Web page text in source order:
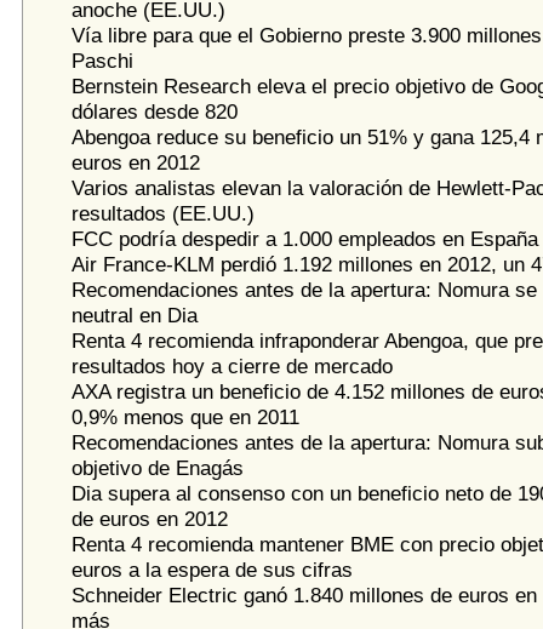
anoche (EE.UU.)
Vía libre para que el Gobierno preste 3.900
Paschi
Bernstein Research eleva el precio objetivo de
dólares desde 820
Abengoa reduce su beneficio un 51% y gana 125,4
euros en 2012
Varios analistas elevan la valoración de Hewlett-
resultados (EE.UU.)
FCC podría despedir a 1.000 empleados en España
Air France-KLM perdió 1.192 millones en 2012, un
Recomendaciones antes de la apertura: Nomura se
neutral en Dia
Renta 4 recomienda infraponderar Abengoa, que
resultados hoy a cierre de mercado
AXA registra un beneficio de 4.152 millones de
0,9% menos que en 2011
Recomendaciones antes de la apertura: Nomura
objetivo de Enagás
Dia supera al consenso con un beneficio neto de
de euros en 2012
Renta 4 recomienda mantener BME con precio
euros a la espera de sus cifras
Schneider Electric ganó 1.840 millones de euros en
más